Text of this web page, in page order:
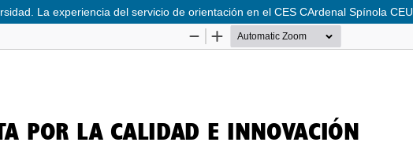
La experiencia del servicio de orientación en el CES CArdenal Spínola CEU